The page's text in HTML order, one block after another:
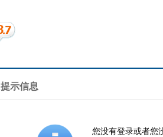
提示信息
您没有登录或者您